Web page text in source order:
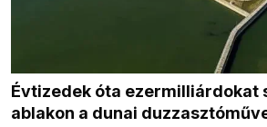
Évtizedek óta ezermilliárdokat
ablakon a dunai